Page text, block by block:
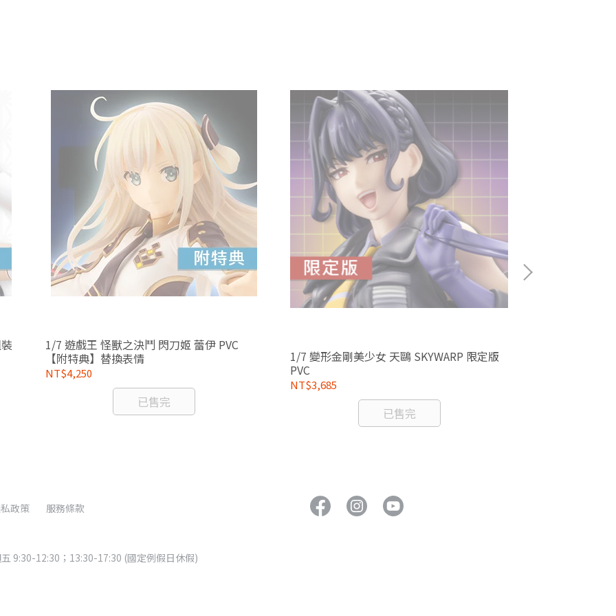
1/7 遊戲王 怪獸之決鬥 閃刀姬 蕾伊 PVC
【附特典】替換表情
NT$4,250
已售完
1/7 變形金剛美少女 天鷗 SKYWARP 限定版
PVC
NT$3,685
已售完
政策 服務條款
9:30-12:30；13:30-17:30 (國定例假日休假)